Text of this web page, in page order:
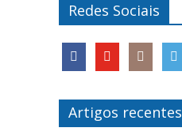
Redes Sociais
Artigos recentes